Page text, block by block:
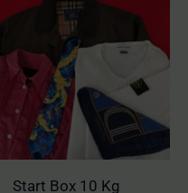
Start Box 10 Kg